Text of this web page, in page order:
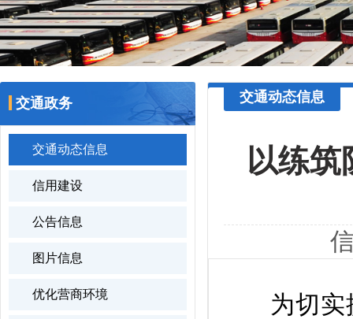
交通政务
交通动态信息
信用建设
公告信息
图片信息
优化营商环境
交通动态信息
以练筑
为切